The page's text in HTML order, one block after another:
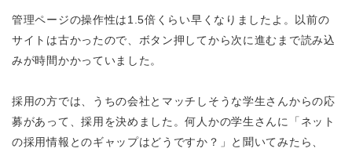
管理ページの操作性は1.5倍くらい早くなりましたよ。以前の
サイトは古かったので、ボタン押してから次に進むまで読み込
みが時間かかっていました。
採用の方では、うちの会社とマッチしそうな学生さんからの応
募があって、採用を決めました。何人かの学生さんに「ネット
の採用情報とのギャップはどうですか？」と聞いてみたら、